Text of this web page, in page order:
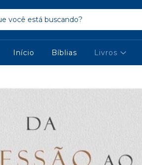
Início Bíblias Livros